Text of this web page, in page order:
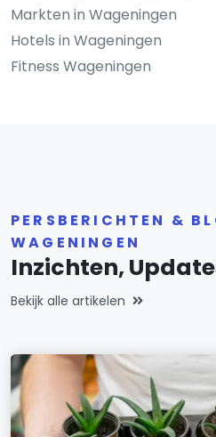
Markten in Wageningen
Hotels in Wageningen
Fitness Wageningen
PERSBERICHTEN &
WAGENINGEN
Inzichten,
Bekijk alle artikelen